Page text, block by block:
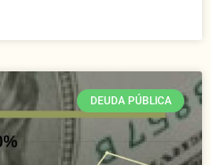
DEUDA PÚBLICA